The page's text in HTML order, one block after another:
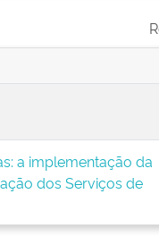
a implementação da
dos Serviços de